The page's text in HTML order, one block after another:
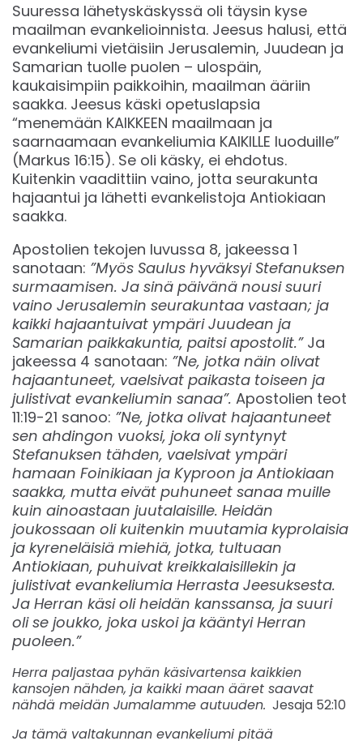
Suuressa lähetyskäskyssä oli täysin kyse
maailman evankelioinnista. Jeesus halusi, että
evankeliumi vietäisiin Jerusalemin, Juudean ja
Samarian tuolle puolen – ulospäin,
kaukaisimpiin paikkoihin, maailman ääriin
saakka. Jeesus käski opetuslapsia
“menemään KAIKKEEN maailmaan ja
saarnaamaan evankeliumia KAIKILLE luoduille”
(Markus 16:15). Se oli käsky, ei ehdotus.
Kuitenkin vaadittiin vaino, jotta seurakunta
hajaantui ja lähetti evankelistoja Antiokiaan
saakka.
Apostolien tekojen luvussa 8, jakeessa 1
sanotaan: ”Myös Saulus hyväksyi Stefanuksen
surmaamisen. Ja sinä päivänä nousi suuri
vaino Jerusalemin seurakuntaa vastaan; ja
kaikki hajaantuivat ympäri Juudean ja
Samarian paikkakuntia, paitsi apostolit.”Ja
jakeessa 4 sanotaan: ”Ne, jotka näin olivat
hajaantuneet, vaelsivat paikasta toiseen ja
julistivat evankeliumin sanaa”. Apostolien teot
11:19-21 sanoo: ”Ne, jotka olivat hajaantuneet
sen ahdingon vuoksi, joka oli syntynyt
Stefanuksen tähden, vaelsivat ympäri
hamaan Foinikiaan ja Kyproon ja Antiokiaan
saakka, mutta eivät puhuneet sanaa muille
kuin ainoastaan juutalaisille. Heidän
joukossaan oli kuitenkin muutamia kyprolaisia
ja kyreneläisiä miehiä, jotka, tultuaan
Antiokiaan, puhuivat kreikkalaisillekin ja
julistivat evankeliumia Herrasta Jeesuksesta.
Ja Herran käsi oli heidän kanssansa, ja suuri
oli se joukko, joka uskoi ja kääntyi Herran
puoleen.”
Herra paljastaa pyhän käsivartensa kaikkien
kansojen nähden, ja kaikki maan ääret saavat
nähdä meidän Jumalamme autuuden. Jesaja 52:10
Ja tämä valtakunnan evankeliumi pitää